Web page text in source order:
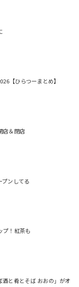
【ひらつーまとめ】
店＆閉店
ンしてる
プ！紅茶も
と肴とそば おおの」がオ